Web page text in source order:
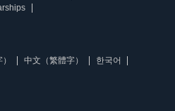
中文（繁體字）
한국어